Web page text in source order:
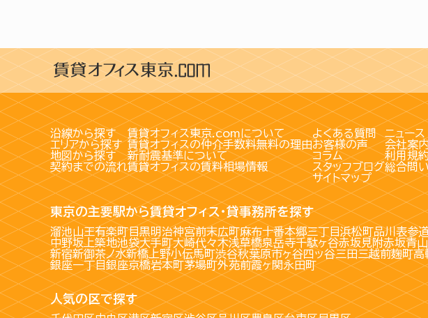
沿線から探す
エリアから探す
地図から探す
契約までの流れ
賃貸オフィス東京.comについて
賃貸オフィスの仲介手数料無料の理由
新耐震基準について
賃貸オフィスの賃料相場情報
よくある質問
お客様の声
コラム
スタッフブログ
サイトマップ
ニュース
会社案
利用規
総合問
東京の主要駅から賃貸オフィス・貸事務所を探す
溜池山王有楽町目黒明治神宮前末広町麻布十番本郷三丁目浜松町品川表参
中野坂上築地池袋大手町大崎代々木浅草橋泉岳寺千駄ヶ谷赤坂見附赤坂青
新宿新御茶ノ水新橋上野小伝馬町渋谷秋葉原市ヶ谷四ッ谷三田三越前麹町高
銀座一丁目銀座京橋岩本町茅場町外苑前霞ヶ関永田町
人気の区で探す